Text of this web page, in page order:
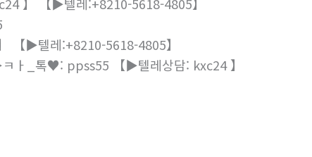
▶텔레:+8210-5618-4805】
ㅏ_톡♥: ppss55 【▶텔레상담: kxc24 】